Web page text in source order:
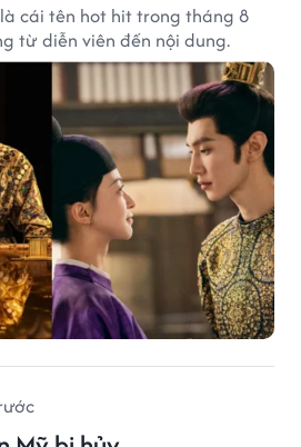
cái tên hot hit trong tháng 8
từ diễn viên đến nội dung.